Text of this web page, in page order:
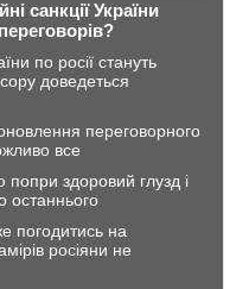
санкції України
по росії стануть
доведеться
переговорного
все
здоровий глузд і
останнього
погодитись на
росіяни не